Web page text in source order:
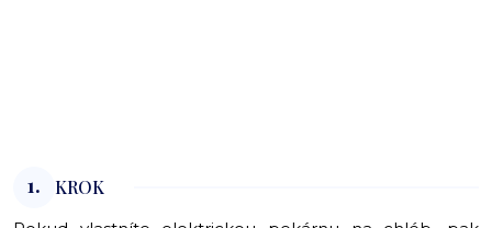
1. KROK